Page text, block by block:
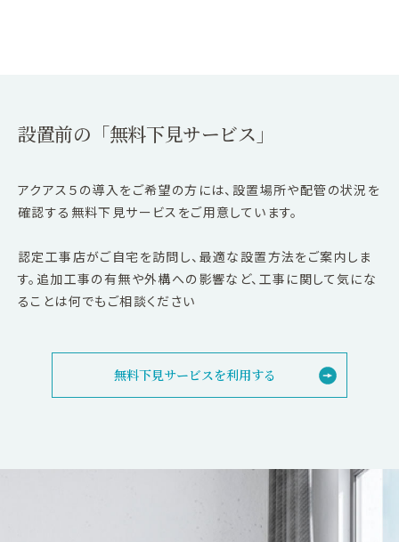
設置前の「無料下見サービス」
アクアス５の導入をご希望の方には、設置場所や配管の状況を
確認する無料下見サービスをご用意しています。
認定工事店がご自宅を訪問し、最適な設置方法をご案内しま
す。追加工事の有無や外構への影響など、工事に関して気にな
ることは何でもご相談ください
無料下見サービスを利用する